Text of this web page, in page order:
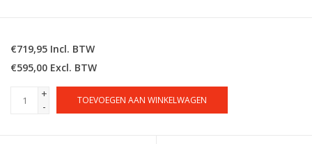
€719,95 Incl. BTW
€595,00 Excl. BTW
+
-
TOEVOEGEN AAN WINKELWAGEN